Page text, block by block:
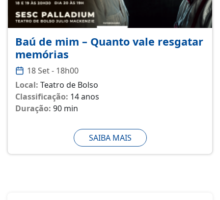
Baú de mim – Quanto vale resgatar
memórias
18 Set - 18h00
Local: Teatro de Bolso
Classificação: 14 anos
Duração: 90 min
SAIBA MAIS